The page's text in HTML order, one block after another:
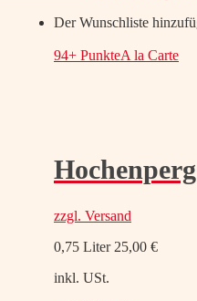
Der Wunschliste
94+ PunkteA la Carte
zzgl. Versand
0,75 Liter 25,00 €
inkl. USt.